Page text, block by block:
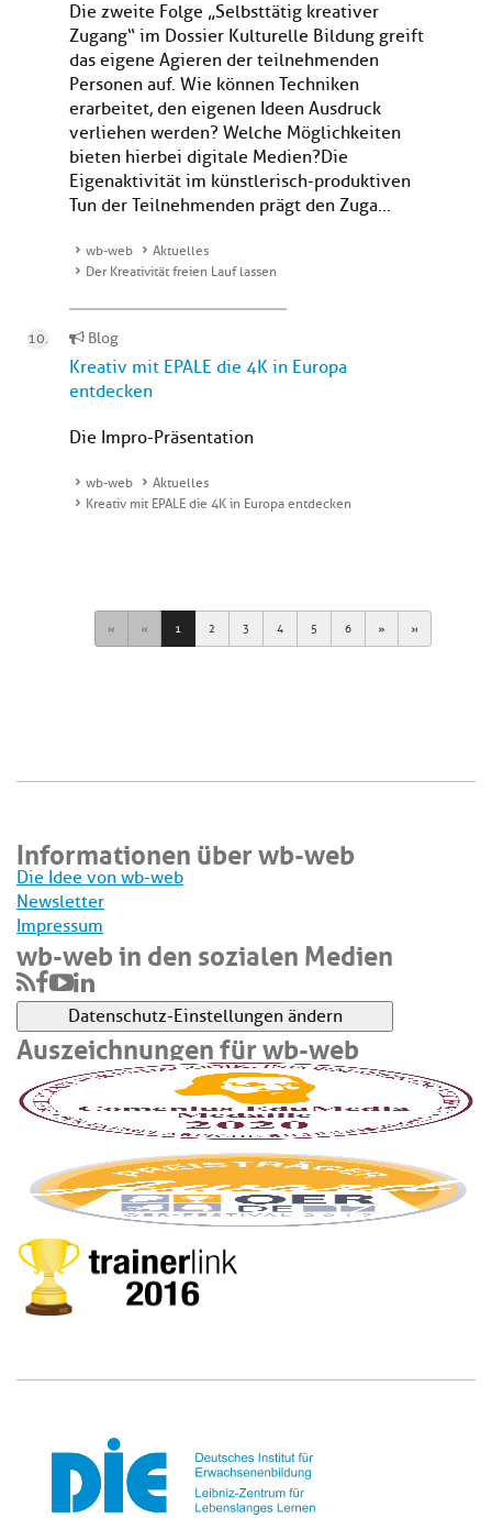
Die zweite Folge „Selbsttätig kreativer
Zugang“ im Dossier Kulturelle Bildung greift
das eigene Agieren der teilnehmenden
Personen auf. Wie können Techniken
erarbeitet, den eigenen Ideen Ausdruck
verliehen werden? Welche Möglichkeiten
bieten hierbei digitale Medien?Die
Eigenaktivität im künstlerisch-produktiven
Tun der Teilnehmenden prägt den Zuga...
wb-web
Aktuelles
Der Kreativität freien Lauf lassen
Blog
Kreativ mit EPALE die 4K in Europa
entdecken
Die Impro-Präsentation
wb-web
Aktuelles
Kreativ mit EPALE die 4K in Europa entdecken
First Previous
1 2 3 4 5 6 Next Last
Informationen über wb-web
Die Idee von wb-web
Newsletter
Impressum
wb-web in den sozialen Medien
Datenschutz-Einstellungen ändern
Auszeichnungen für wb-web